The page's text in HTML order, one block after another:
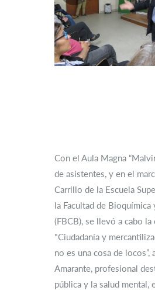
Con el Aula Magna
de asistentes, y en el
Carrillo de la Escuela
la Facultad de
(FBCB), se llevó a cabo la
"Ciudadanía y
no es una cosa de locos”,
Amarante, profesional
pública y la salud mental,